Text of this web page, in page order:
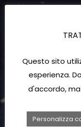
Questo sito
esperienza.
d'accordo,
Personalizza